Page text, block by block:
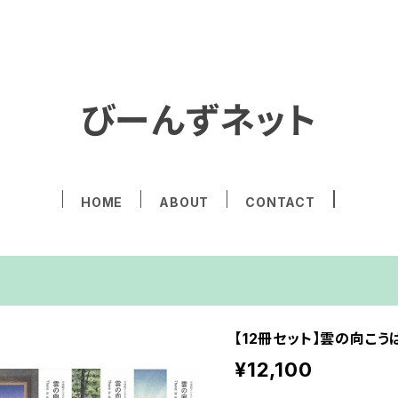
びーんずネット
HOME ABOUT CONTACT
【12冊セット】雲の向こ
¥12,100